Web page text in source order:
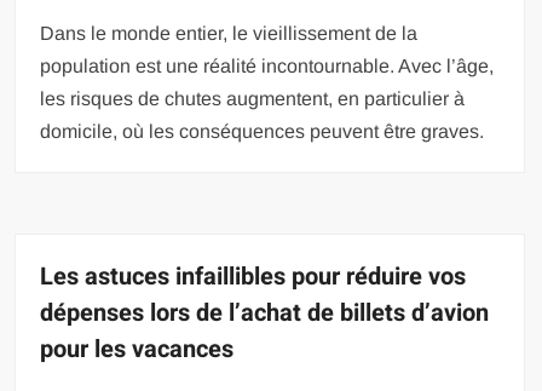
Dans le monde entier, le vieillissement de la
population est une réalité incontournable. Avec l’âge,
les risques de chutes augmentent, en particulier à
domicile, où les conséquences peuvent être graves.
Les astuces infaillibles pour réduire vos
dépenses lors de l’achat de billets d’avion
pour les vacances